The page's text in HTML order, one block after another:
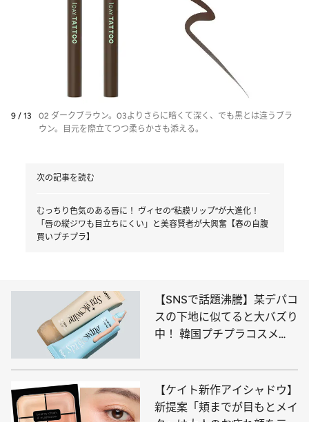
04 マロンブラウニー 使用イメージ。
02 ダークブラウン。03よりさらに暗くて深く、でも黒とは違うブラ
ウン。目元を際立てつつ柔らかさも添える。
次の記事を読む
むっちり色気のある唇に！ ヴィセの“粘膜リップ”が大進化！